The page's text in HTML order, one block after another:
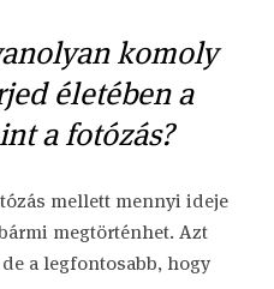
komoly
életében a
a fotózás?
mellett mennyi ideje
megtörténhet. Azt
a legfontosabb, hogy